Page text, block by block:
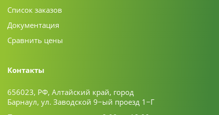
Список заказов
Документация
Сравнить цены
Контакты
656023, РФ, Алтайский край, город
Барнаул, ул. Заводской 9−ый проезд 1−Г